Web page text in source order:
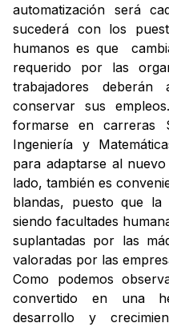
automatización será
sucederá con los
humanos es que
requerido por las
trabajadores
conservar sus
formarse en carreras
Ingeniería y
para adaptarse al
lado, también es
blandas, puesto que
siendo facultades
suplantadas por las
valoradas por las
Como podemos
convertido en una
desarrollo y